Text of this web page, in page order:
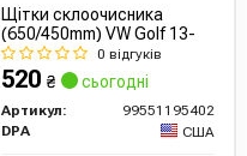
Щітки склоочисника
(650/450mm) VW Golf 13-
0 відгуків
520 ₴ сьогодні
Артикул:
99551195402
DPA
США